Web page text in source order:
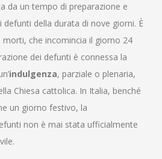
da un tempo di preparazione e
defunti della durata di nove giorni. È
che incomincia il giorno 24
dei defunti è connessa la
indulgenza, parziale o plenaria,
Chiesa cattolica. In Italia, benché
un giorno festivo, la
non è mai stata ufficialmente